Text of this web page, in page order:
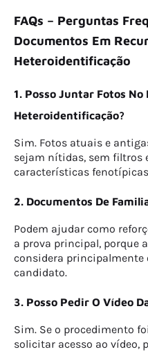
FAQs – Perguntas
Documentos Em
Heteroidentificação
1. Posso Juntar Fotos No
Heteroidentificação?
Sim. Fotos atuais e
sejam nítidas, sem filtros
características
2. Documentos De
Podem ajudar como
a prova principal, porque
considera principalmente
candidato.
3. Posso Pedir O Vídeo
Sim. Se o procedimento
solicitar acesso ao vídeo,